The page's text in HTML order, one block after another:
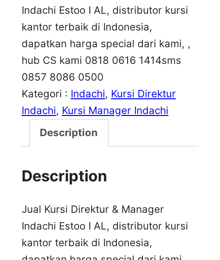
Indachi Estoo I AL, distributor kursi
kantor terbaik di Indonesia,
dapatkan harga special dari kami, ,
hub CS kami 0818 0616 1414sms
0857 8086 0500
Kategori : Indachi, Kursi Direktur
Indachi, Kursi Manager Indachi
Description
Description
Jual Kursi Direktur & Manager
Indachi Estoo I AL, distributor kursi
kantor terbaik di Indonesia,